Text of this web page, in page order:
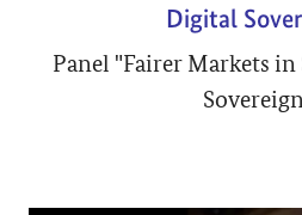
Digital
Panel "Fairer Markets